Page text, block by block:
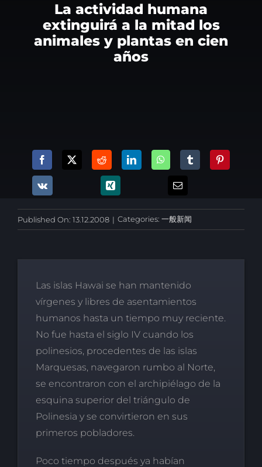
La actividad humana
extinguirá a la mitad los
animales y plantas en cien
años
Published On: 13.12.2008 | Categories: 一般新闻
Las islas Hawai se han mantenido
vírgenes y libres de asentamientos
humanos hasta un tiempo muy reciente.
No fue hasta el siglo IV cuando los
polinesios, procedentes de las islas
Marquesas, navegaron rumbo al Norte,
se encontraron con el archipiélago de la
esquina superior del triángulo de
Polinesia y se convirtieron en sus
primeros pobladores.
Poco tiempo después ya habían